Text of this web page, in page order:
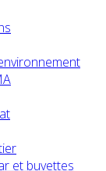
et buvettes